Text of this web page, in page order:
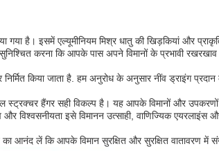
गया है। इसमें एल्यूमीनियम मिश्र धातु की खिड़कियां और
करना कि आपके पास अपने विमानों के प्रभावी
किया जाता है. हम अनुरोध के अनुसार नींव ड्राइंग
स्ट्रक्चर हैंगर सही विकल्प है। यह आपके विमानों और उपकरणों
विश्वसनीयता इसे विमानन उत्साही, वाणिज्यिक एयरलाइंस
आनंद लें कि आपके विमान सुरक्षित और सुरक्षित वातावरण में